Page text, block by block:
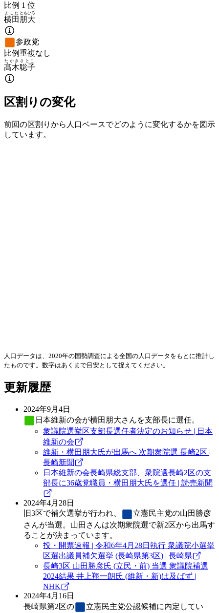
比例 1 位
横田
よこた
朋大
ともひろ
参政党
比例重複なし
髙木
たかき
聡子
さとこ
区割りの変化
前回の区割りから人口ベースでどのように変化するかを図示
しています。
人口データは、2020年の国勢調査による全国の人口データをもとに推計し
たものです。数字はあくまで目安として捉えてください。
更新履歴
2024年9月4日
日本維新の会が横田朋大さんを支部長に選任。
衆議院選挙区支部長選任者決定のお知らせ | 日本
維新の会
維新・横田朋大氏が出馬へ 次期衆院選 長崎2区 |
長崎新聞
日本維新の会長崎県総支部、衆院選長崎2区の支
部長に36歳党職員・横田朋大氏を選任 | 読売新聞
2024年4月28日
旧3区で補欠選挙が行われ、
立憲民主党の山田勝彦
さんが当選。山田さんは次期衆院選で新2区から出馬す
ることが決まっています。
投・開票速報 | 令和6年4月28日執行 衆議院小選挙
区選出議員補欠選挙 (長崎県第3区) | 長崎県
長崎3区 山田勝彦氏 (立民・前) 当選 衆議院補選
2024結果 井上翔一朗氏 (維新・新)は及ばず |
NHK
2024年4月16日
長崎県第2区の
立憲民主党公認候補に内定してい